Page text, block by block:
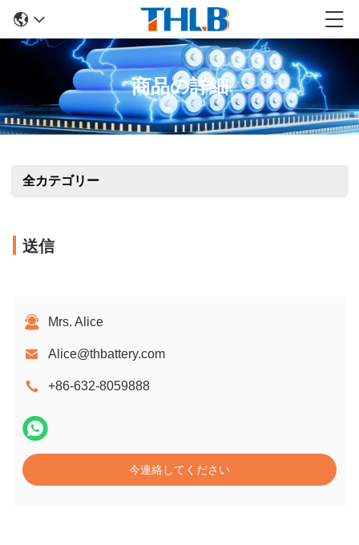
商品の詳細
全カテゴリー
送信
Mrs. Alice
Alice@thbattery.com
+86-632-8059888
今連絡してください